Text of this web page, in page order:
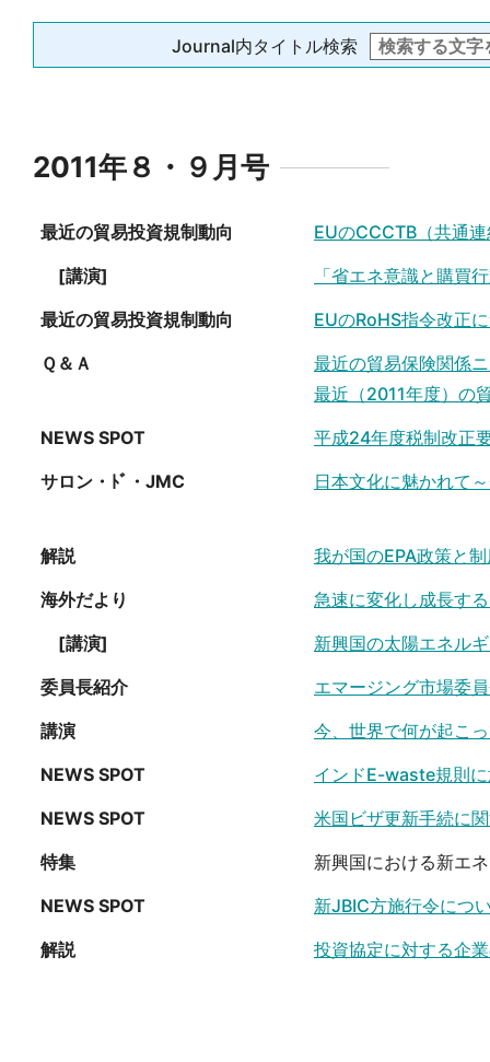
Journal内タイトル検索
2011年８・９月号
最近の貿易投資規制動向
EUのCCCTB（共通
[講演]
「省エネ意識と購買
最近の貿易投資規制動向
EUのRoHS指令改正
Ｑ＆Ａ
最近の貿易保険関係
最近（2011年度）の
NEWS SPOT
平成24年度税制改正
サロン・ﾄﾞ・JMC
日本文化に魅かれて
解説
我が国のEPA政策と
海外だより
急速に変化し成長す
[講演]
新興国の太陽エネル
委員長紹介
エマージング市場委
講演
今、世界で何が起こ
NEWS SPOT
インドE-waste規則
NEWS SPOT
米国ビザ更新手続に
特集
新興国における新エ
NEWS SPOT
新JBIC方施行令につ
解説
投資協定に対する企